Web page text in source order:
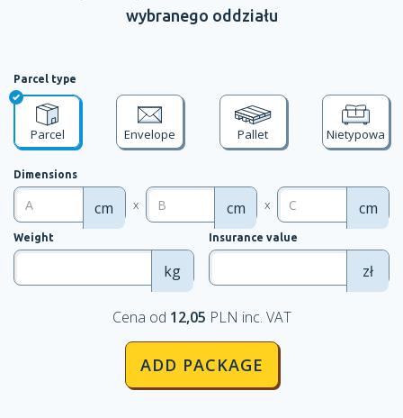
wybranego oddziału
Parcel type
Parcel Envelope Pallet Nietypowa
Dimensions
cm x cm x cm
Weight
kg
Insurance value
zł
Cena od 12,05 PLN inc. VAT
ADD PACKAGE